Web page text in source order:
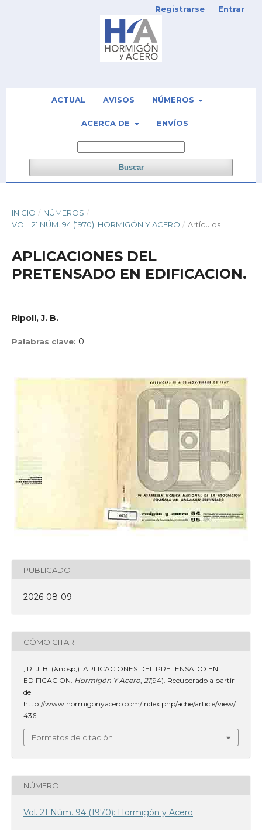
ACTUAL AVISOS NÚMEROS
ACERCA DE ENVÍOS
Buscar
Registrarse Entrar
INICIO / NÚMEROS /
VOL. 21 NÚM. 94 (1970): HORMIGÓN Y ACERO / Artículos
APLICACIONES DEL
PRETENSADO EN EDIFICACION.
Ripoll, J. B.
Palabras clave: 0
PUBLICADO
2026-08-09
CÓMO CITAR
, R. J. B. (&nbsp;). APLICACIONES DEL PRETENSADO EN
EDIFICACION. Hormigón Y Acero, 21(94). Recuperado a partir
de
http://www.hormigonyacero.com/index.php/ache/article/view/1
436
Formatos de citación
NÚMERO
Vol. 21 Núm. 94 (1970): Hormigón y Acero